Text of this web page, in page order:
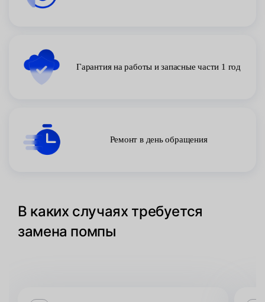
Гарантия на работы и запасные части 1 год
Ремонт в день обращения
В каких случаях требуется
замена помпы